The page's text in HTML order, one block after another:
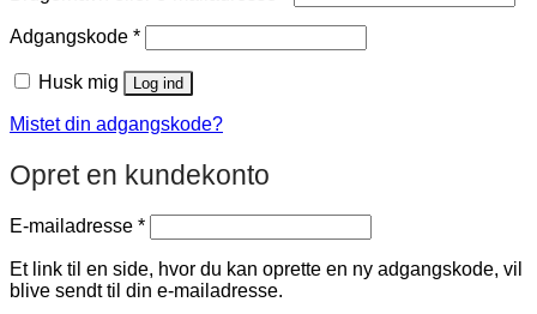
Adgangskode *Påkrævet
Husk mig Log ind
Mistet din adgangskode?
Opret en kundekonto
E-mailadresse *Påkrævet
Et link til en side, hvor du kan oprette en ny adgangskode, vil
blive sendt til din e-mailadresse.